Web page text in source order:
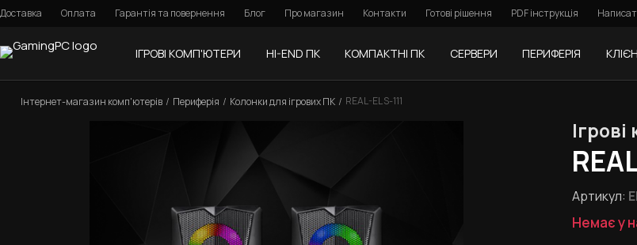
Доставка Оплата Гарантія та повернення Блог Про магазин Контакти Готові рішення PDF інструкція
ІГРОВІ КОМП'ЮТЕРИ HI-END ПК КОМПАКТНІ ПК СЕРВЕРИ ПЕРИФЕРІЯ
Інтернет-магазин комп'ютерів Периферія Колонки для ігрових ПК REAL-EL S-111
Артикул:
Немає у